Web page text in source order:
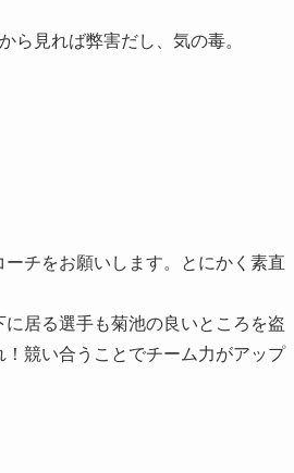
ら見れば弊害だし、気の毒。
チをお願いします。とにかく素直
居る選手も菊池の良いところを盗
競い合うことでチーム力がアップ